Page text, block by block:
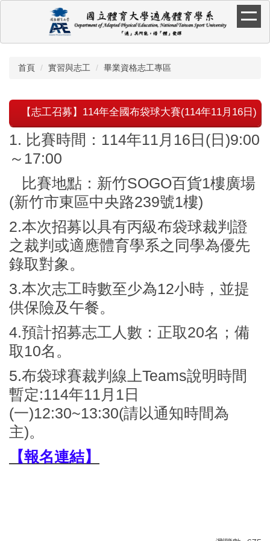
要
首頁 實習與志工 畢業資格志工專區
【志工召募】114年全國布袋球大賽(114年11月16日)
1. 比賽時間：114年11月16日(日)9:00
～17:00
比賽地點：新竹SOGO百貨1樓廣場
(新竹市東區中央路239號1樓)
2.本次招募以具有丙級布袋球裁判證
之裁判或適應體育學系之同學為優先
錄取對象。
3.本次志工時數至少為12小時，並提
供保險及午餐。
4.預計招募志工人數：正取20名；備
取10名。
5.布袋球賽裁判線上Teams說明時間
暫定:114年11月1日
(一)12:30~13:30(請以通知時間為
主)。
【報名連結】